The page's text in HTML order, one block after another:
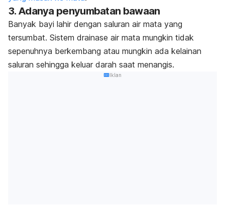
3. Adanya penyumbatan bawaan
Banyak bayi lahir dengan saluran air mata yang
tersumbat. Sistem drainase air mata mungkin tidak
sepenuhnya berkembang atau mungkin ada kelainan
saluran sehingga keluar darah saat menangis.
Iklan